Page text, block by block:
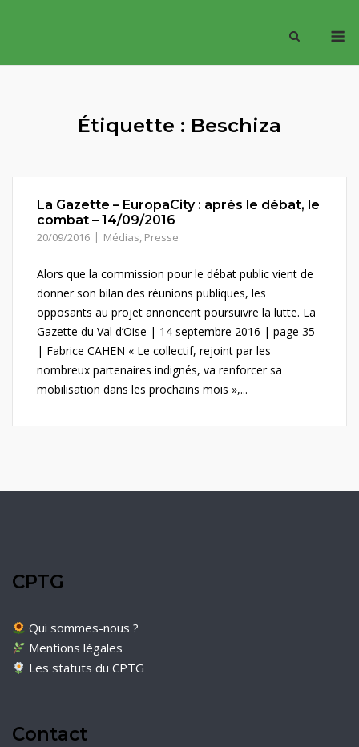
Étiquette : Beschiza
La Gazette – EuropaCity : après le débat, le
combat – 14/09/2016
20/09/2016 Médias, Presse
Alors que la commission pour le débat public vient de
donner son bilan des réunions publiques, les
opposants au projet annoncent poursuivre la lutte. La
Gazette du Val d’Oise | 14 septembre 2016 | page 35
| Fabrice CAHEN « Le collectif, rejoint par les
nombreux partenaires indignés, va renforcer sa
mobilisation dans les prochains mois »,...
CPTG
Qui sommes-nous ?
Mentions légales
Les statuts du CPTG
Contact